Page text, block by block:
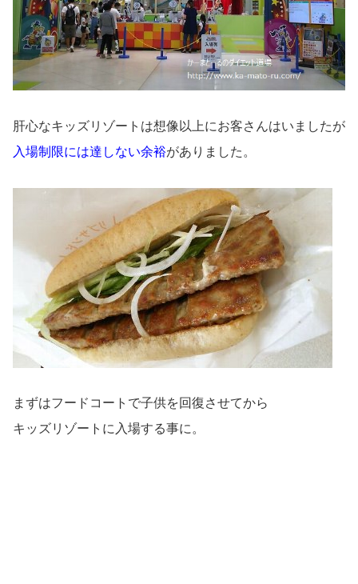
肝心なキッズリゾートは想像以上にお客さんはいましたが
入場制限には達しない余裕がありました。
まずはフードコートで子供を回復させてから
キッズリゾートに入場する事に。